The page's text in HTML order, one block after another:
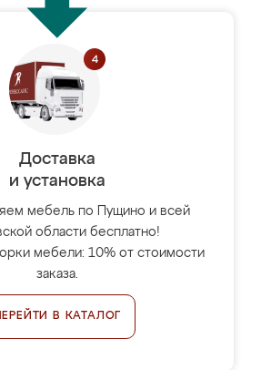
Доставка
и установка
мебель по Пущино и всей
области бесплатно!
мебели: 10% от стоимости
заказа.
В КАТАЛОГ